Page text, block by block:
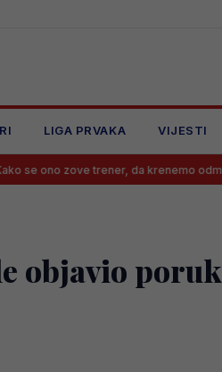
LIGA PRVAKA VIJESTI
trener, da krenemo odmah psovati”
objavio